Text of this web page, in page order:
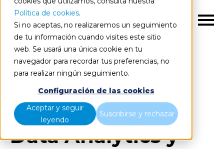
Política de cookies.
Si no aceptas, no realizaremos un seguimiento
de tu información cuando visites este sitio
web. Se usará una única cookie en tu
navegador para recordar tus preferencias, no
para realizar ningún seguimiento.
Configuración de las cookies
Aceptar y seguir
leyendo
Suscribirse y rechazar
ES
Blog Todos los artículos
Blog de Bismart:
Data Analytics y